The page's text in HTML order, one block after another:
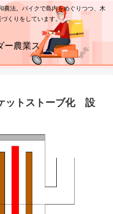
農法。バイクで島内をめぐりつつ、木
くりをしています。
ー農業ス
ットストーブ化 設